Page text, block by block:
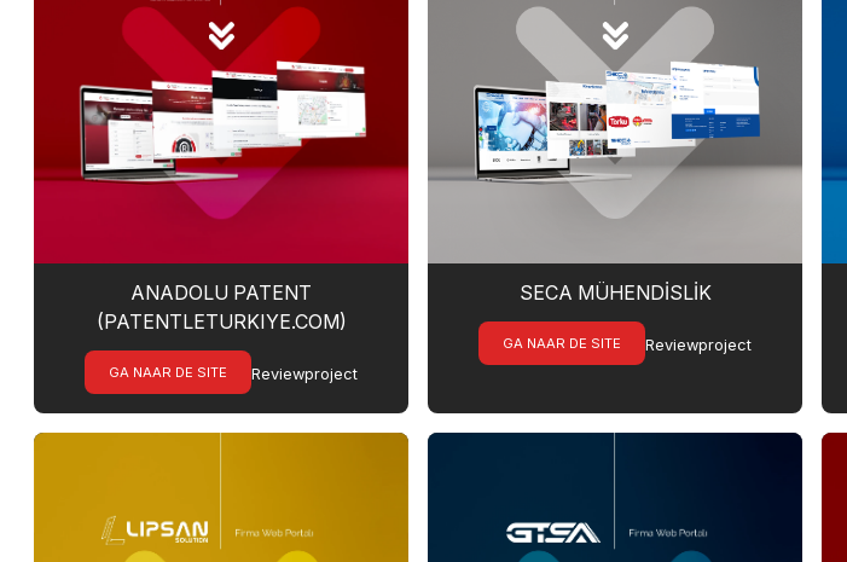
ANADOLU PATENT
(PATENTLETURKIYE.COM)
GA NAAR DE SITE Reviewproject
SECA MÜHENDİSLİK
GA NAAR DE SITE Reviewproject